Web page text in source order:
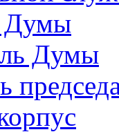
Думы
Думы